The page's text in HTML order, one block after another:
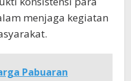
menjaga kegiatan
Pabuaran